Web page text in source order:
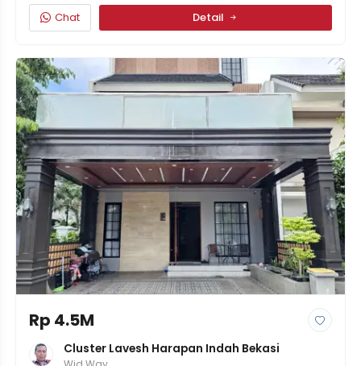
Chat Detail
Rp 4.5M
Cluster Lavesh Harapan Indah Bekasi